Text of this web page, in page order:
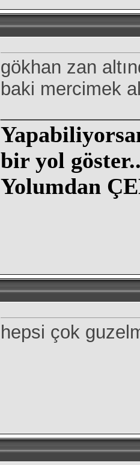
gökhan zan
baki mercimek
bir yol
Yolumdan
hepsi çok